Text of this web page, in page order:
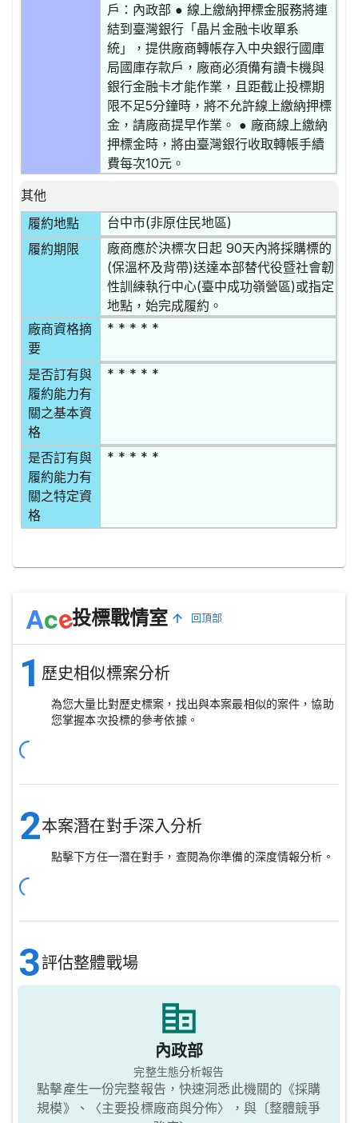
戶：內政部 ● 線上繳納押標金服務將連
結到臺灣銀行「晶片金融卡收單系
統」，提供廠商轉帳存入中央銀行國庫
局國庫存款戶，廠商必須備有讀卡機與
銀行金融卡才能作業，且距截止投標期
限不足5分鐘時，將不允許線上繳納押標
金，請廠商提早作業。 ● 廠商線上繳納
押標金時，將由臺灣銀行收取轉帳手續
費每次10元。
其他
履約地點
台中市(非原住民地區)
履約期限
廠商應於決標次日起 90天內將採購標的
(保溫杯及背帶)送達本部替代役暨社會韌
性訓練執行中心(臺中成功嶺營區)或指定
地點，始完成履約。
廠商資格摘
要
* * * * *
是否訂有與
履約能力有
關之基本資
格
* * * * *
是否訂有與
履約能力有
關之特定資
格
* * * * *
Ace投標戰情室 回頂部
1 歷史相似標案分析
為您大量比對歷史標案，找出與本案最相似的案件，協助
您掌握本次投標的參考依據。
2本案潛在對手深入分析
點擊下方任一潛在對手，查閱為你準備的深度情報分析。
3評估整體戰場
內政部
完整生態分析報告
點擊產生一份完整報告，快速洞悉此機關的《採購
規模》、〈主要投標廠商與分佈〉，與〔整體競爭